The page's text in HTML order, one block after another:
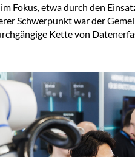
Fokus, etwa durch den
Schwerpunkt war der
Kette von